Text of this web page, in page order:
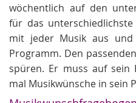
wöchentlich auf den
für das
mit jeder Musik aus und
Programm. Den
spüren. Er muss auf sein
mal Musikwünsche in sein